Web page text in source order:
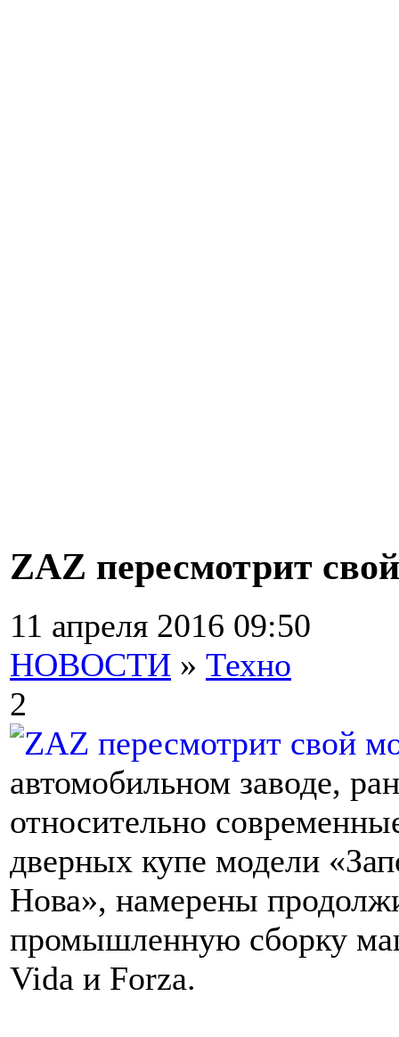
ZAZ пересмотрит
11 апреля 2016 09:50
НОВОСТИ » Техно
2
автомобильном заводе,
относительно
дверных купе модели
Нова», намерены
промышленную сборку
Vida и Forza.